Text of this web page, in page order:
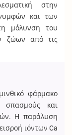
στην
και των
μόλυνση του
ζώων από τις
φάρμακο
σπασμούς και
Η παράλυση
ιόντων Ca